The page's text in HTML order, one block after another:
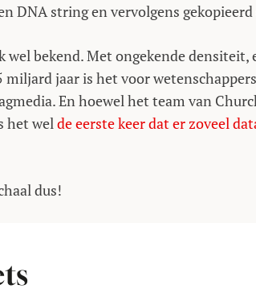
DNA string en vervolgens
wel bekend. Met ongekende
jaar is het voor
En hoewel het team van
het welde eerste keer dat er zoveel
dus!